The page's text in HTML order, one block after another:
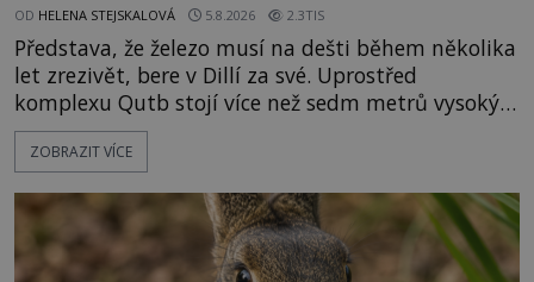
OD HELENA STEJSKALOVÁ 5.8.2026 2.3TIS
Představa, že železo musí na dešti během několika
let zrezivět, bere v Dillí za své. Uprostřed
komplexu Qutb stojí více než sedm metrů vysoký
železný sloup, který už přibližně 1 600 let odolává
počasí s jen nepatrnými stopami koroze. Jeho
ztracených technologiích či tajemných
materiálech. Moderní metalurgie však ukazuje, že
skutečné vysvětlení je ješt
ZOBRAZIT VÍCE